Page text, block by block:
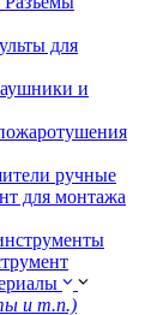
для
и
ручные
для монтажа